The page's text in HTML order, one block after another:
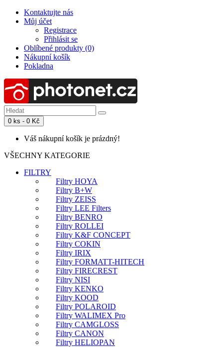
Kontaktujte nás
Můj účet
Registrace
Přihlásit se
Oblíbené produkty (0)
Nákupní košík
Pokladna
0 ks - 0 Kč
Váš nákupní košík je prázdný!
VŠECHNY KATEGORIE
FILTRY
Filtry HOYA
Filtry B+W
Filtry ZEISS
Filtry LEE Filters
Filtry BENRO
Filtry ROLLEI
Filtry K&F CONCEPT
Filtry COKIN
Filtry IRIX
Filtry FORMATT-HITECH
Filtry FIRECREST
Filtry NISI
Filtry KENKO
Filtry KOOD
Filtry POLAROID
Filtry WALIMEX Pro
Filtry CAMGLOSS
Filtry CANON
Filtry HELIOPAN